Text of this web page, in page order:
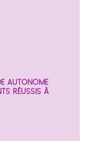
AUTONOME
RÉUSSIS À